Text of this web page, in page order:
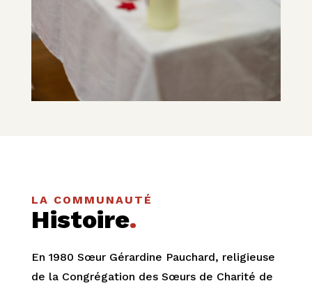
LA COMMUNAUTÉ
Histoire.
En 1980 Sœur Gérardine Pauchard, religieuse
de la Congrégation des Sœurs de Charité de